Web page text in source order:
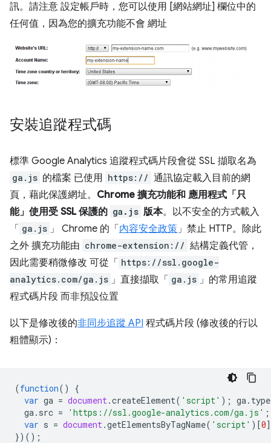
訊。請注意 設定帳戶時，您可以使用 [網站網址] 欄位中的
任何值，因為您的擴充功能不會 網址
安裝追蹤程式碼
標準 Google Analytics 追蹤程式碼片段會從 SSL 擷取名為
ga.js 的檔案 已使用 https:// 通訊協定載入目前的網
頁，藉此保護網址。 Chrome 擴充功能和 應用程式「只
能」 使用受 SSL 保護的 ga.js 版本。以不安全的方式載入
「 ga.js 」 Chrome 的「內容安全政策 」禁止 HTTP。除此
之外 擴充功能由 chrome-extension:// 結構定義代管，
因此需要稍微修改 可從「 https://ssl.google-
analytics.com/ga.js 」直接擷取「 ga.js 」的常用追蹤
程式碼片段 而非預設位置
以下是修改後的非同步追蹤 API 程式碼片段 (修改後的行以
粗體顯示)：
(function()
{
var ga = document.createElement( 'script' ); ga. type
ga. src = 'https://ssl.google-analytics.com/ga.js' ;
var s = document.getElementsByTagName( 'script' )[0
})();